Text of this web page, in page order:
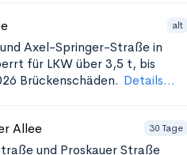
alt
Axel-Springer-Straße in
für LKW über 3,5 t, bis
Brückenschäden. Details...
Allee 30 Tage
und Proskauer Straße